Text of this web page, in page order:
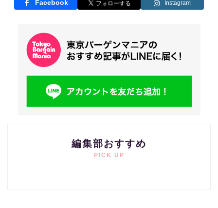
Facebook Instagram
編集部おすすめ
PICK UP